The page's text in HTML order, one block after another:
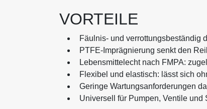
VORTEILE
Fäulnis- und verrottungsbeständig
PTFE-Imprägnierung senkt den
Lebensmittelecht nach FMPA:
Flexibel und elastisch: lässt sich
Geringe Wartungsanforderungen
Universell für Pumpen, Ventile